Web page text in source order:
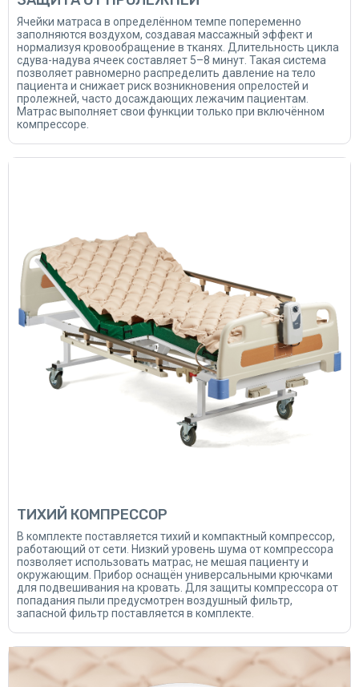
Ячейки матраса в определённом темпе попеременно
заполняются воздухом, создавая массажный эффект и
нормализуя кровообращение в тканях. Длительность цикла
сдува-надува ячеек составляет 5–8 минут. Такая система
позволяет равномерно распределить давление на тело
пациента и снижает риск возникновения опрелостей и
пролежней, часто досаждающих лежачим пациентам.
Матрас выполняет свои функции только при включённом
компрессоре.
ТИХИЙ КОМПРЕССОР
В комплекте поставляется тихий и компактный компрессор,
работающий от сети. Низкий уровень шума от компрессора
позволяет использовать матрас, не мешая пациенту и
окружающим. Прибор оснащён универсальными крючками
для подвешивания на кровать. Для защиты компрессора от
попадания пыли предусмотрен воздушный фильтр,
запасной фильтр поставляется в комплекте.